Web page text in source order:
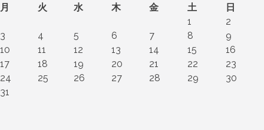
月
火 水 木 金 土
日
1
2
3
4 5 6 7 8
9
10
11 12 13 14 15
16
17
18 19 20 21 22
23
24
25 26 27 28 29
30
31